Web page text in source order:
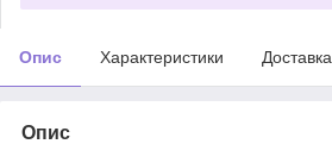
Опис Характеристики Доставка
Опис